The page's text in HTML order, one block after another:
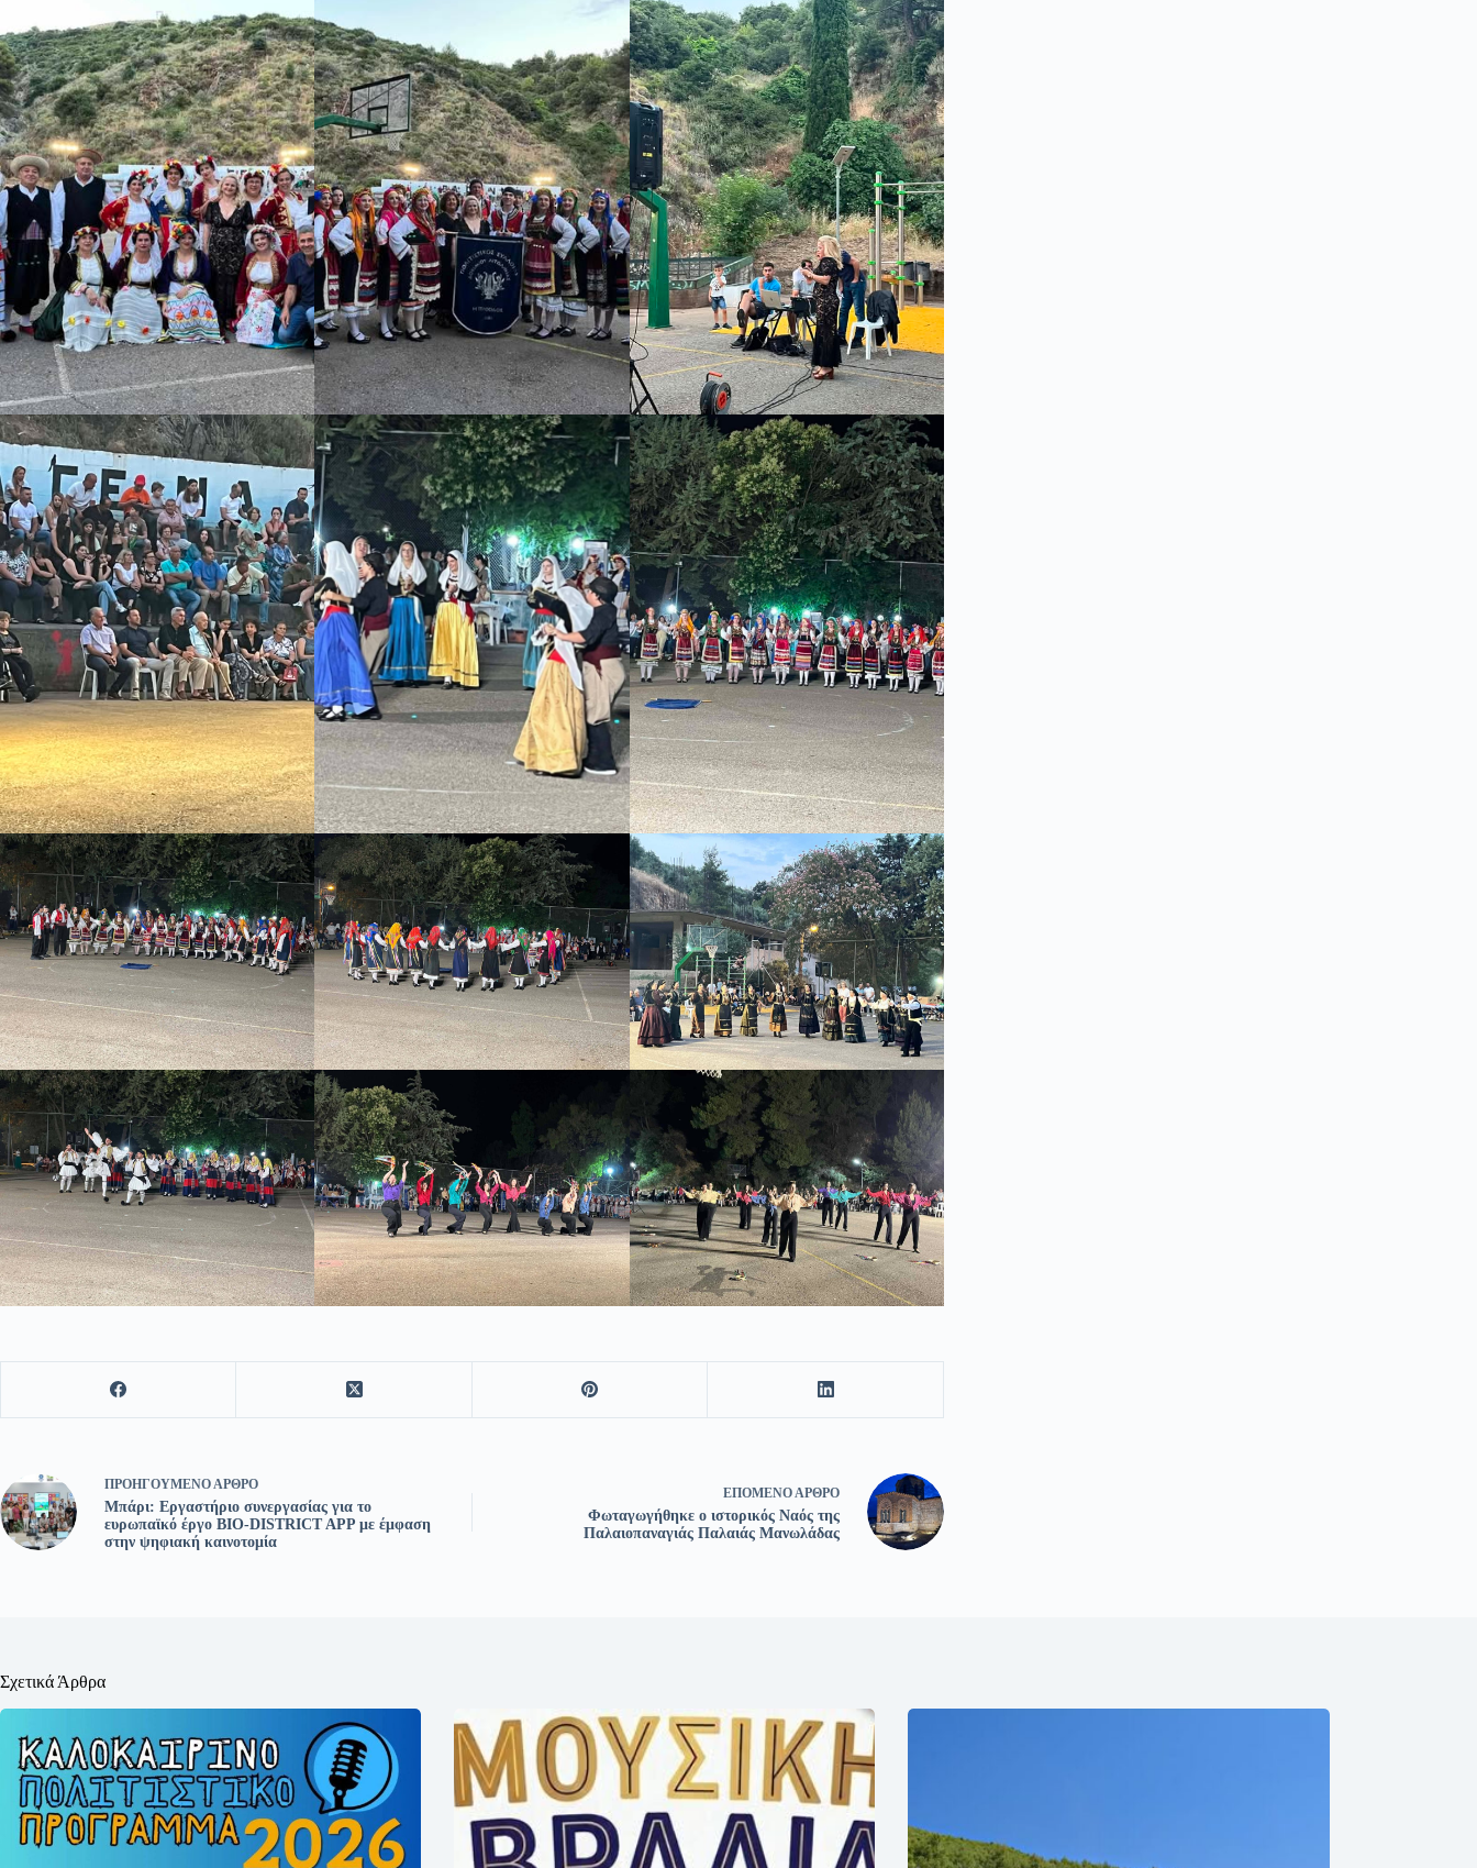
ΠΡΟΗΓΟΎΜΕΝΟ ΆΡΘΡΟ
Μπάρι: Εργαστήριο συνεργασίας για το
ευρωπαϊκό έργο BIO-DISTRICT APP με έμφαση
στην ψηφιακή καινοτομία
ΕΠΌΜΕΝΟ ΆΡΘΡΟ
Φωταγωγήθηκε ο ιστορικός Ναός της
Παλαιοπαναγιάς Παλαιάς Μανωλάδας
Σχετικά Άρθρα